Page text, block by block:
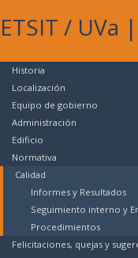
ETSIT / UVa |
Historia
Localización
Equipo de gobierno
Administración
Edificio
Normativa
Calidad
Informes y Resultados
Seguimiento interno y
Procedimientos
Felicitaciones, quejas y